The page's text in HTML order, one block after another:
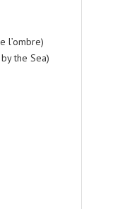
l’ombre)
the Sea)